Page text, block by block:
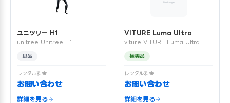
ユニツリー H1
unitree Unitree H1
良品
レンタル料金
お問い合わせ
詳細を見る
VITURE Luma Ultra
viture VITURE Luma Ultra
極美品
レンタル料金
お問い合わせ
詳細を見る